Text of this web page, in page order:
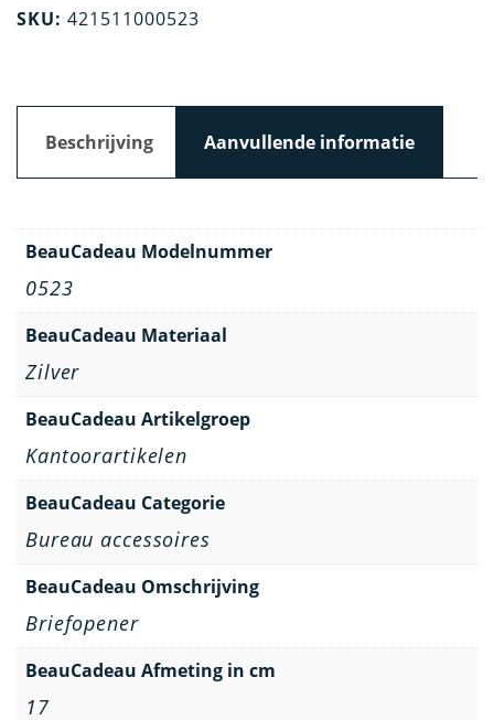
SKU: 421511000523
Beschrijving Aanvullende informatie
BeauCadeau Modelnummer
0523
BeauCadeau Materiaal
Zilver
BeauCadeau Artikelgroep
Kantoorartikelen
BeauCadeau Categorie
Bureau accessoires
BeauCadeau Omschrijving
Briefopener
BeauCadeau Afmeting in cm
17